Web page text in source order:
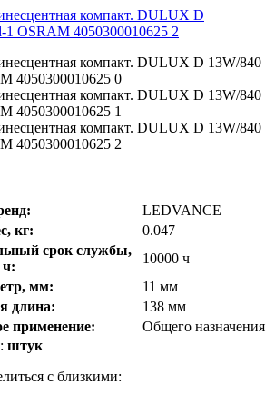
LEDVANCE
кг:
0.047
срок службы,
ч:
10000 ч
мм:
11 мм
длина:
138 мм
применение:
Общего назначения
штук
с близкими: